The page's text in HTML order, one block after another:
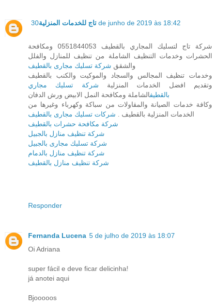
تاج للخدمات المنزلية 30 de junho de 2019 às 18:42
شركة تاج لتسليك المجاري بالقطيف 0551844053 ومكافحة
الحشرات وخدمات التنظيف الشاملة من تنظيف للمنازل والفلل
والشقق شركة تسليك مجارى بالقطيف
وخدمات تنظيف المجالس والسجاد والموكيت والكنب بالقطيف
وتقديم افضل الخدمات المنزلية شركة تسليك مجاري
بالقطيفالشاملة ومكافحة النمل الابيض ورش الدفان
وكافة خدمات الصيانة والمقاولات من سباكة وكهرباء وغيرها من
الخدمات المنزلية بالقطيف . شركات تسليك مجارى بالقطيف
شركة مكافحة حشرات بالقطيف
شركة تنظيف منازل بالجبيل
شركة تسليك مجارى بالجبيل
شركة تنظيف منازل بالدمام
شركة تنظيف منازل بالقطيف
Responder
Fernanda Lucena 5 de julho de 2019 às 18:07
Oi Adriana
super fácil e deve ficar delicinha!
já anotei aqui
Bjooooos